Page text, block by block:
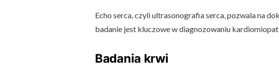
Echo serca, czyli ultrasonografia serca, pozwala na
badanie jest kluczowe w diagnozowaniu
Badania krwi